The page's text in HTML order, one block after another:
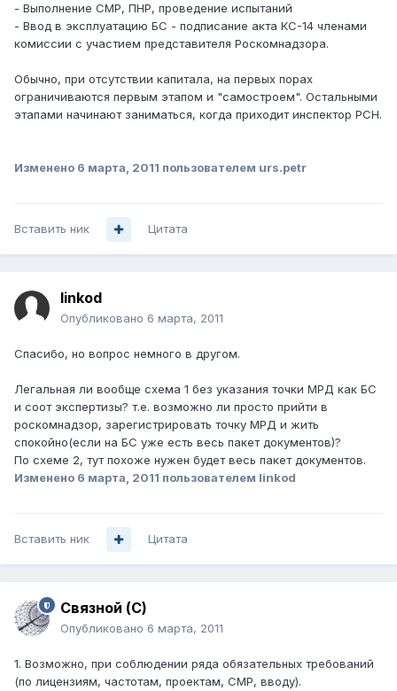
- Выполнение СМР, ПНР, проведение испытаний
- Ввод в эксплуатацию БС - подписание акта КС-14 членами
комиссии с участием представителя Роскомнадзора.
Обычно, при отсутствии капитала, на первых порах
ограничиваются первым этапом и "самостроем". Остальными
этапами начинают заниматься, когда приходит инспектор РСН.
Изменено 6 марта, 2011 пользователем urs.petr
Вставить ник Цитата
linkod
Опубликовано 6 марта, 2011
Спасибо, но вопрос немного в другом.
Легальная ли вообще схема 1 без указания точки МРД как БС
и соот экспертизы? т.е. возможно ли просто прийти в
роскомнадзор, зарегистрировать точку МРД и жить
спокойно(если на БС уже есть весь пакет документов)?
По схеме 2, тут похоже нужен будет весь пакет документов.
Изменено 6 марта, 2011 пользователем linkod
Вставить ник Цитата
Связной (С)
Опубликовано 6 марта, 2011
1. Возможно, при соблюдении ряда обязательных требований
(по лицензиям, частотам, проектам, СМР, вводу).